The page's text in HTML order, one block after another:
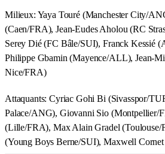
Milieux: Yaya Touré (Manchester City/
(Caen/FRA), Jean-Eudes Aholou (RC
Serey Dié (FC Bâle/SUI), Franck Kessié
Philippe Gbamin (Mayence/ALL), Jean-
Nice/FRA)
Attaquants: Cyriac Gohi Bi (Sivasspor/
Palace/ANG), Giovanni Sio (Montpellier/
(Lille/FRA), Max Alain Gradel (Toulouse/
(Young Boys Berne/SUI), Maxwell